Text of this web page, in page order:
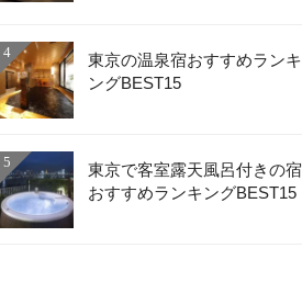
4
東京の温泉宿おすすめランキ
ングBEST15
5
東京で客室露天風呂付きの宿
おすすめランキングBEST15